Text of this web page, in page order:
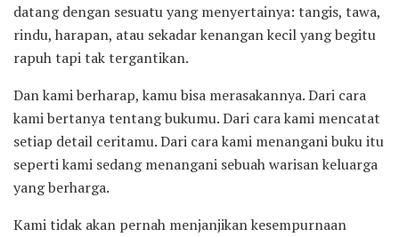
datang dengan sesuatu yang menyertainya: tangis, tawa,
rindu, harapan, atau sekadar kenangan kecil yang begitu
rapuh tapi tak tergantikan.
Dan kami berharap, kamu bisa merasakannya. Dari cara
kami bertanya tentang bukumu. Dari cara kami mencatat
setiap detail ceritamu. Dari cara kami menangani buku itu
seperti kami sedang menangani sebuah warisan keluarga
yang berharga.
Kami tidak akan pernah menjanjikan kesempurnaan